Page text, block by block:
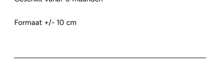
Formaat +/- 10 cm